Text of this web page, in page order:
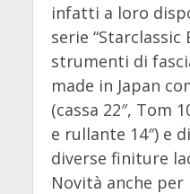
infatti a loro
serie “Starclassic
strumenti di
made in Japan
(cassa 22″, Tom
e rullante 14″) e
diverse finiture
Novità anche per